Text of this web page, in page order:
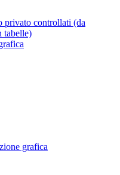
privato controllati (da
tabelle)
grafica